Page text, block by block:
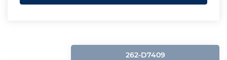
262-D7409